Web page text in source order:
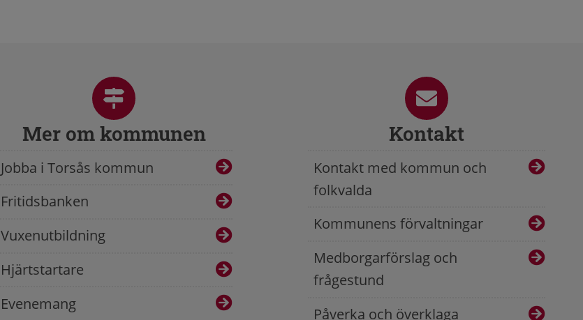
Mer om kommunen
Jobba i Torsås kommun
Fritidsbanken
Vuxenutbildning
Hjärtstartare
Evenemang
Kontakt
Kontakt med kommun och
folkvalda
Kommunens förvaltningar
Medborgarförslag och
frågestund
Påverka och överklaga